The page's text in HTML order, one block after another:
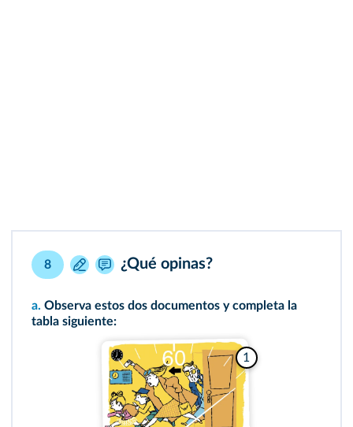
8 ¿Qué opinas?
a. Observa estos dos documentos y completa la
tabla siguiente:
1